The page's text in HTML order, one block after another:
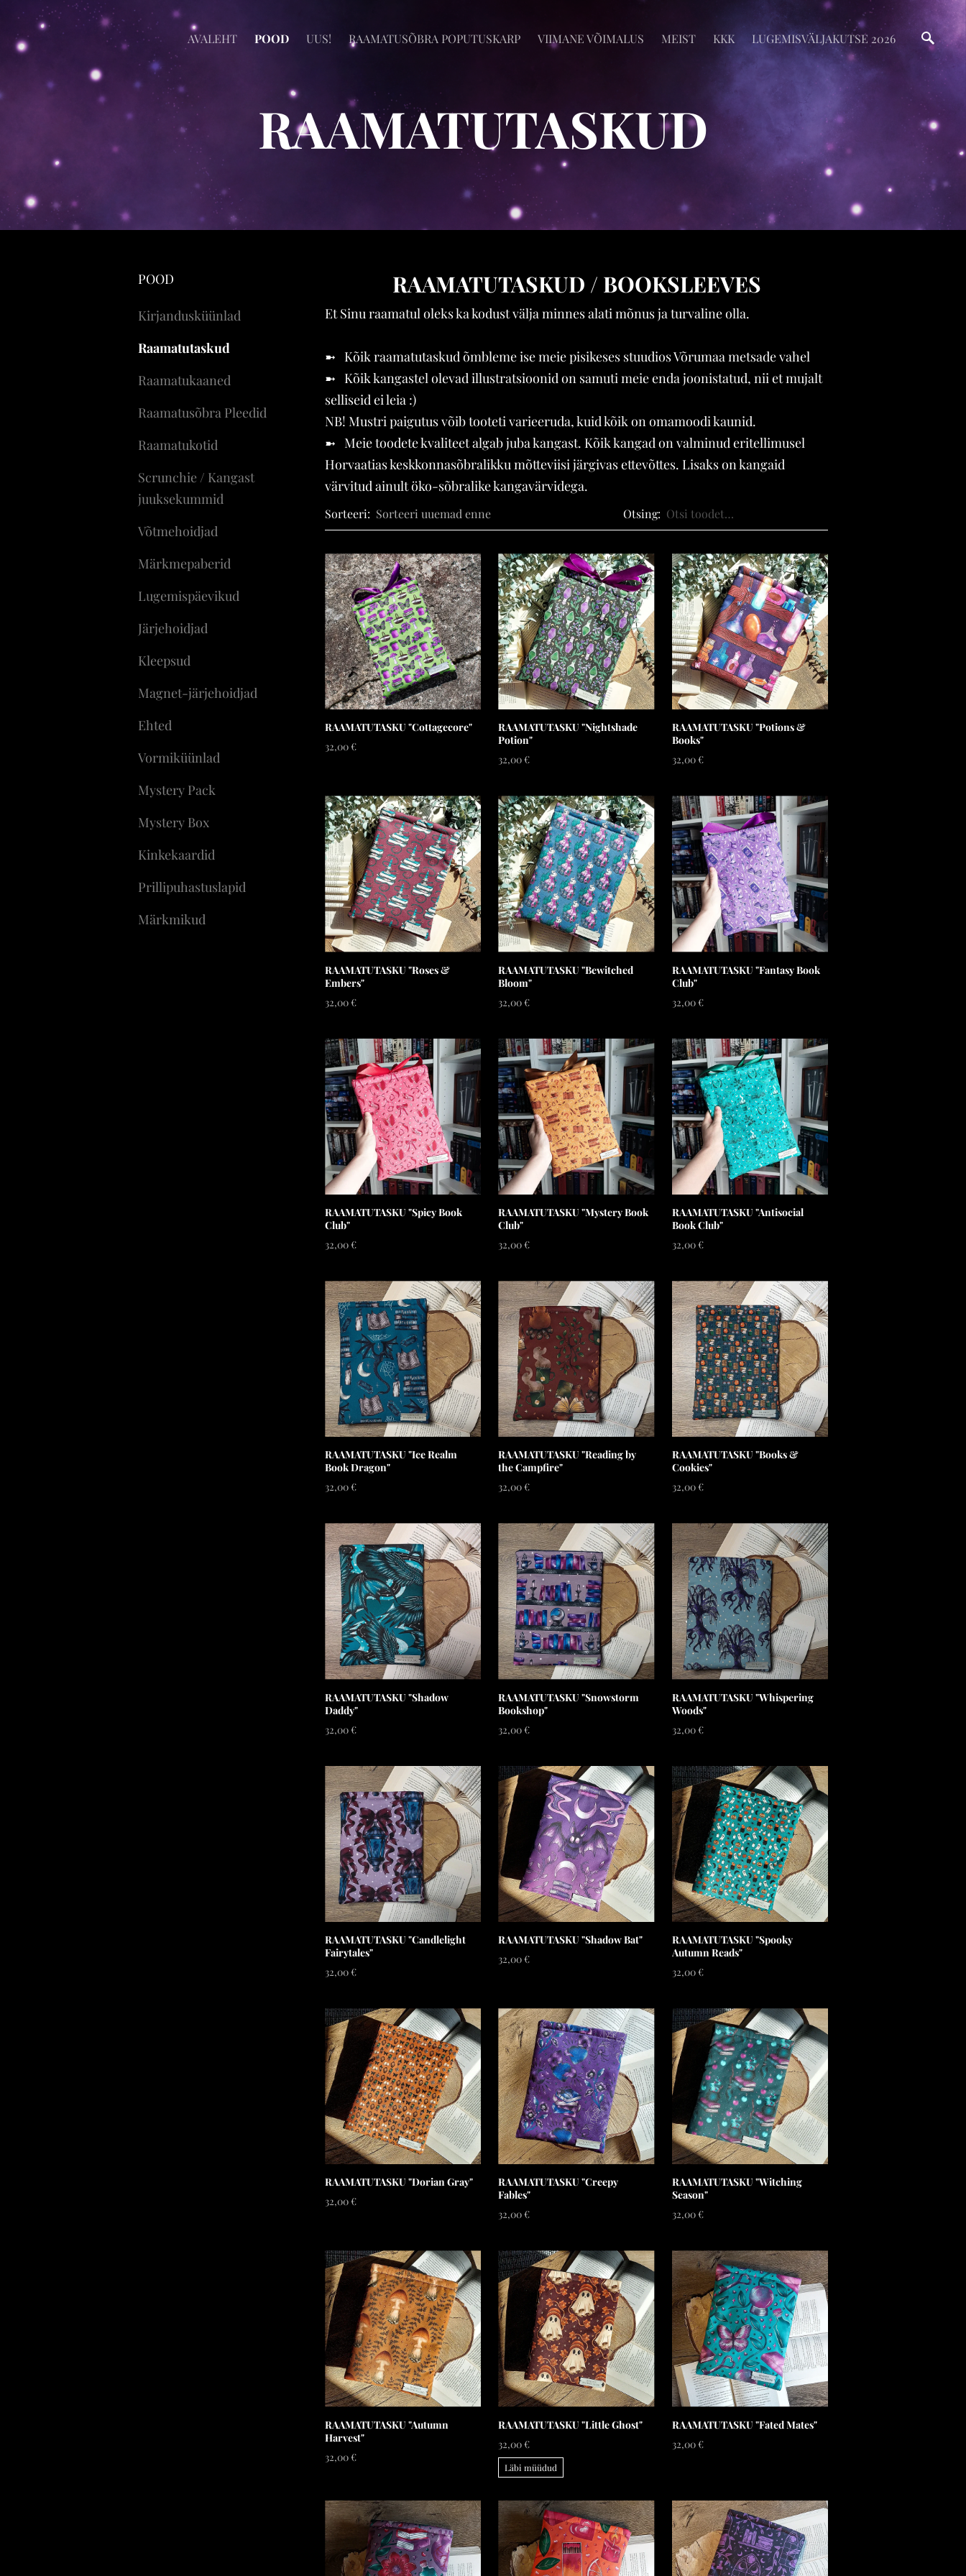
AVALEHT POOD UUS! RAAMATUSÕBRA POPUTUSKARP VIIMANE VÕIMALUS MEIST KKK LUGEMISVÄLJAKUTSE 2026
RAAMATUTASKUD
POOD
Kirjandusküünlad
Raamatutaskud
Raamatukaaned
Raamatusõbra Pleedid
Raamatukotid
Scrunchie / Kangast
juuksekummid
Võtmehoidjad
Märkmepaberid
Lugemispäevikud
Järjehoidjad
Kleepsud
Magnet-järjehoidjad
Ehted
Vormiküünlad
Mystery Pack
Mystery Box
Kinkekaardid
Prillipuhastuslapid
Märkmikud
RAAMATUTASKUD / BOOKSLEEVES
Et Sinu raamatul oleks ka kodust välja minnes alati mõnus ja turvaline olla.
➼ Kõik raamatutaskud õmbleme ise meie pisikeses stuudios Võrumaa metsade vahel
➼ Kõik kangastel olevad illustratsioonid on samuti meie enda joonistatud, nii et mujalt
selliseid ei leia :)
NB! Mustri paigutus võib tooteti varieeruda, kuid kõik on omamoodi kaunid.
➼ Meie toodete kvaliteet algab juba kangast. Kõik kangad on valminud eritellimusel
Horvaatias keskkonnasõbralikku mõtteviisi järgivas ettevõttes. Lisaks on kangaid
värvitud ainult öko-sõbralike kangavärvidega.
Sorteeri: Otsing:
RAAMATUTASKU "Cottagecore"
32,00 €
RAAMATUTASKU "Nightshade
Potion"
32,00 €
RAAMATUTASKU "Potions &
Books"
32,00 €
RAAMATUTASKU "Roses &
Embers"
32,00 €
RAAMATUTASKU "Bewitched
Bloom"
32,00 €
RAAMATUTASKU "Fantasy Book
Club"
32,00 €
RAAMATUTASKU "Spicy Book
Club"
32,00 €
RAAMATUTASKU "Mystery Book
Club"
32,00 €
RAAMATUTASKU "Antisocial
Book Club"
32,00 €
RAAMATUTASKU "Ice Realm
Book Dragon"
32,00 €
RAAMATUTASKU "Reading by
the Campfire"
32,00 €
RAAMATUTASKU "Books &
Cookies"
32,00 €
RAAMATUTASKU "Shadow
Daddy"
32,00 €
RAAMATUTASKU "Snowstorm
Bookshop"
32,00 €
RAAMATUTASKU "Whispering
Woods"
32,00 €
RAAMATUTASKU "Candlelight
Fairytales"
32,00 €
RAAMATUTASKU "Shadow Bat"
32,00 €
RAAMATUTASKU "Spooky
Autumn Reads"
32,00 €
RAAMATUTASKU "Dorian Gray"
32,00 €
RAAMATUTASKU "Creepy
Fables"
32,00 €
RAAMATUTASKU "Witching
Season"
32,00 €
RAAMATUTASKU "Autumn
Harvest"
32,00 €
RAAMATUTASKU "Little Ghost"
32,00 €
Läbi müüdud
RAAMATUTASKU "Fated Mates"
32,00 €